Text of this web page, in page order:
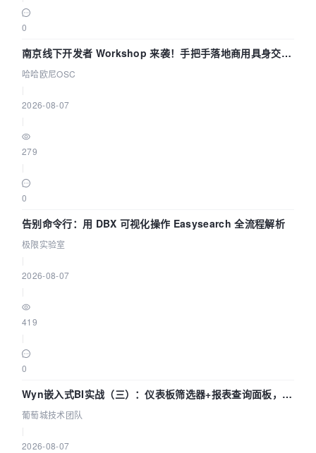
0
南京线下开发者 Workshop 来袭！手把手落地商用具身交互
智能 Agent 应用
哈哈欧尼OSC
2026-08-07
279
0
告别命令行：用 DBX 可视化操作 Easysearch 全流程解析
极限实验室
2026-08-07
419
0
Wyn嵌入式BI实战（三）：仪表板筛选器+报表查询面板，参
数联动全闭环
葡萄城技术团队
2026-08-07